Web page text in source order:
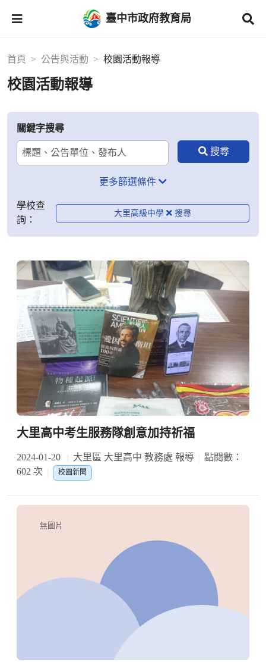
臺中市政府教育局
首頁 公告與活動 校園活動報導
校園活動報導
關鍵字搜尋
更多篩選條件
學校查
詢：
大里高級中學
大里高中考生服務隊創意加持祈福
2024-01-20 大里區 大里高中 教務處 報導
點閱數：
602 次
校園新聞
無圖片